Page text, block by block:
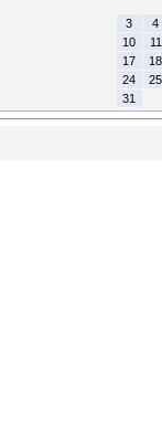
3
4
10
11
17
18
24
25
31